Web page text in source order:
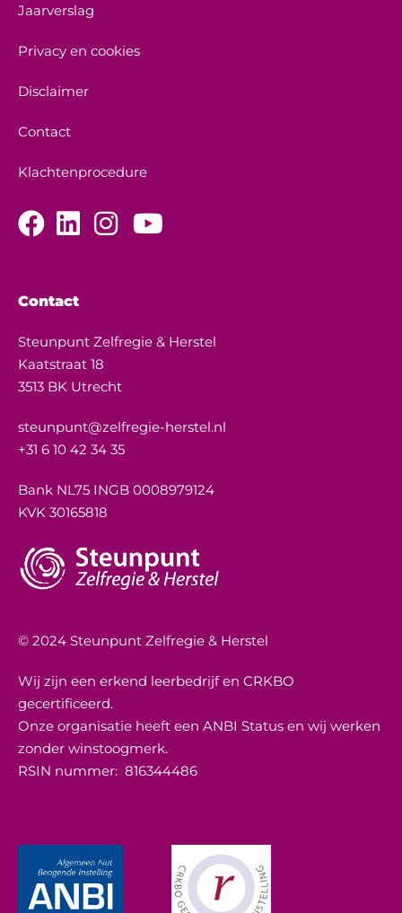
Jaarverslag
Privacy en cookies
Disclaimer
Contact
Klachtenprocedure
Contact
Steunpunt Zelfregie & Herstel
Kaatstraat 18
3513 BK Utrecht
steunpunt@zelfregie-herstel.nl
+31 6 10 42 34 35
Bank NL75 INGB 0008979124
KVK 30165818
© 2024 Steunpunt Zelfregie & Herstel
Wij zijn een erkend leerbedrijf en CRKBO
gecertificeerd.
Onze organisatie heeft een ANBI Status en wij werken
zonder winstoogmerk.
RSIN nummer: 816344486